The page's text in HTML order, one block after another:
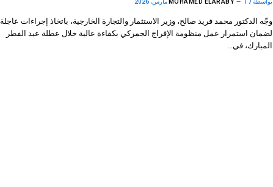
بواسطة MOHAMED ELARABY 17 مارس، 2026
وجّه الدكتور محمد فريد صالح، وزير الاستثمار والتجارة الخارجية، باتخاذ إجراءات عاجلة
لضمان استمرار عمل منظومة الإفراج الجمركي بكفاءة عالية خلال عطلة عيد الفطر
المبارك، في…